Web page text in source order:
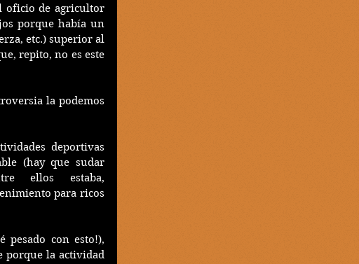
oficio de agricultor
porque había un
etc.) superior al
repito, no es este
la podemos
deportivas
(hay que sudar
ellos estaba,
para ricos
pesado con esto!),
porque la actividad